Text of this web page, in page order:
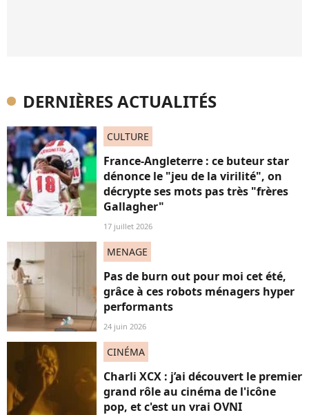
DERNIÈRES ACTUALITÉS
CULTURE
France-Angleterre : ce buteur star
dénonce le "jeu de la virilité", on
décrypte ses mots pas très "frères
Gallagher"
17 juillet 2026
MENAGE
Pas de burn out pour moi cet été,
grâce à ces robots ménagers hyper
performants
24 juin 2026
CINÉMA
Charli XCX : j’ai découvert le premier
grand rôle au cinéma de l'icône
pop, et c'est un vrai OVNI